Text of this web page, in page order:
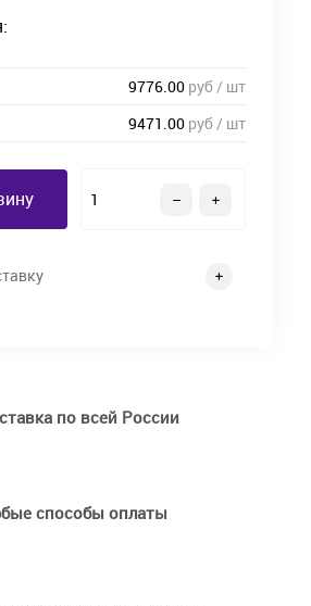
9776.00 руб / шт
9471.00 руб / шт
по всей России
способы оплаты